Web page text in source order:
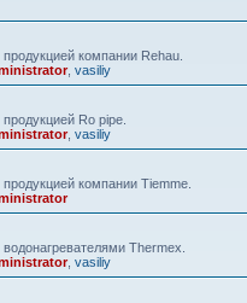
компании Rehau.
, vasiliy
Ro pipe.
, vasiliy
компании Tiemme.
Thermex.
, vasiliy